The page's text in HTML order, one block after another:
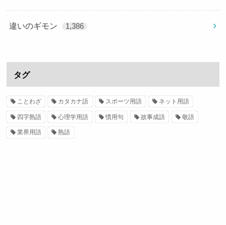
違いのギモン 1,386
タグ
ことわざ カタカナ語 スポーツ用語 ネット用語
四字熟語 心理学用語 慣用句 故事成語 敬語
業界用語 熟語